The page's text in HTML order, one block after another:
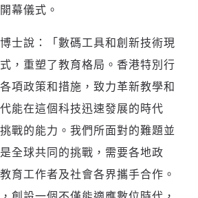
幕儀式。
士說：「數碼工具和創新技術現
，重塑了教育格局。香港特別行
項政策和措施，致力革新教學和
能在這個科技迅速發展的時代
戰的能力。我們所面對的難題並
全球共同的挑戰，需要各地政
育工作者及社會各界攜手合作。